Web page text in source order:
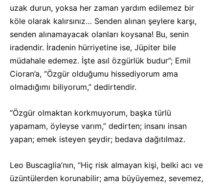
uzak durun, yoksa her zaman yardım edilemez bir
köle olarak kalırsınız… Senden alınan şeylere karşı,
senden alınamayacak olanları koysana! Bu, senin
iradendir. İradenin hürriyetine ise, Jüpiter bile
müdahale edemez. İşte asıl özgürlük budur”; Emil
Cioran’a, “Özgür olduğumu hissediyorum ama
olmadığımı biliyorum,” dedirtendir.
“Özgür olmaktan korkmuyorum, başka türlü
yapamam, öyleyse varım,” dedirten; insanı insan
yapan; emek isteyen şeydir; bedava dağıtılmaz.
Leo Buscaglia’nın, “Hiç risk almayan kişi, belki acı ve
üzüntülerden korunabilir; ama büyüyemez, sevemez,